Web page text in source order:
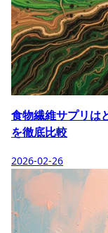
食物繊維サプリは
を徹底比較
2026-02-26